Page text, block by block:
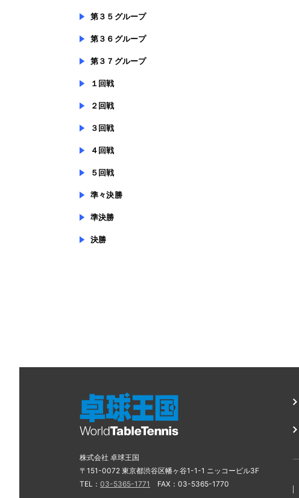
第３５グループ
第３６グループ
第３７グループ
１回戦
２回戦
３回戦
４回戦
５回戦
準々決勝
準決勝
決勝
｜
株式会社 卓球王国
〒151-0072 東京都渋谷区幡ヶ谷1-1-1 ニッコービル3F
TEL： 03-5365-1771 FAX：03-5365-1770